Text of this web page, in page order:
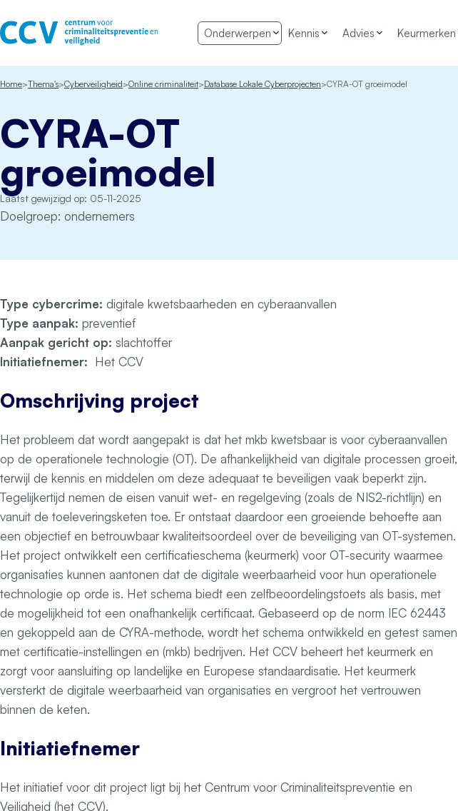
Onderwerpen Kennis Advies Keurmerken
Home Thema's Cyberveiligheid Online criminaliteit Database Lokale Cyberprojecten CYRA-OT groeimodel
CYRA-OT
groeimodel
Laatst gewijzigd op: 05-11-2025
Doelgroep: ondernemers
Type cybercrime: digitale kwetsbaarheden en cyberaanvallen
Type aanpak: preventief
Aanpak gericht op: slachtoffer
Initiatiefnemer: Het CCV
Omschrijving project
Het probleem dat wordt aangepakt is dat het mkb kwetsbaar is voor cyberaanvallen
op de operationele technologie (OT). De afhankelijkheid van digitale processen groeit,
terwijl de kennis en middelen om deze adequaat te beveiligen vaak beperkt zijn.
Tegelijkertijd nemen de eisen vanuit wet- en regelgeving (zoals de NIS2-richtlijn) en
vanuit de toeleveringsketen toe. Er ontstaat daardoor een groeiende behoefte aan
een objectief en betrouwbaar kwaliteitsoordeel over de beveiliging van OT-systemen.
Het project ontwikkelt een certificatieschema (keurmerk) voor OT-security waarmee
organisaties kunnen aantonen dat de digitale weerbaarheid voor hun operationele
technologie op orde is. Het schema biedt een zelfbeoordelingstoets als basis, met
de mogelijkheid tot een onafhankelijk certificaat. Gebaseerd op de norm IEC 62443
en gekoppeld aan de CYRA-methode, wordt het schema ontwikkeld en getest samen
met certificatie-instellingen en (mkb) bedrijven. Het CCV beheert het keurmerk en
zorgt voor aansluiting op landelijke en Europese standaardisatie. Het keurmerk
versterkt de digitale weerbaarheid van organisaties en vergroot het vertrouwen
binnen de keten.
Initiatiefnemer
Het initiatief voor dit project ligt bij het Centrum voor Criminaliteitspreventie en
Veiligheid (het CCV).